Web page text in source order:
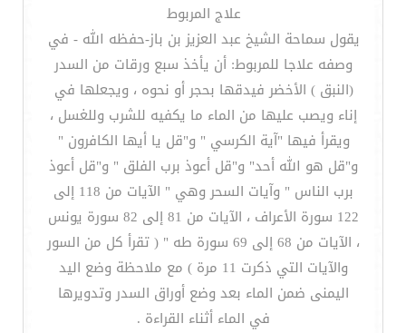
علاج المربوط
يقول سماحة الشيخ عبد العزيز بن باز-حفظه الله - في
وصفه علاجا للمربوط: أن يأخذ سبع ورقات من السدر
(النبق ) الأخضر فيدقها بحجر أو نحوه ، ويجعلها في
إناء ويصب عليها من الماء ما يكفيه للشرب وللغسل ،
ويقرأ فيها "آية الكرسي " و"قل يا أيها الكافرون "
و"قل هو الله أحد" و"قل أعوذ برب الفلق " و"قل أعوذ
برب الناس " وآيات السحر وهي " الآيات من 118 إلى
122 سورة الأعراف ، الآيات من 81 إلى 82 سورة يونس
، الآيات من 68 إلى 69 سورة طه " ( تقرأ كل من السور
والآيات التي ذكرت 11 مرة ) مع ملاحظة وضع اليد
اليمنى ضمن الماء بعد وضع أوراق السدر وتدويرها
في الماء أثناء القراءة .